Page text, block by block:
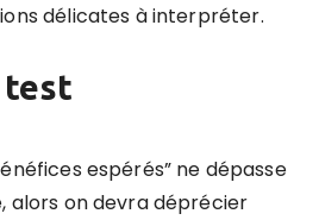
délicates à interpréter.
test
espérés” ne dépasse
alors on devra déprécier